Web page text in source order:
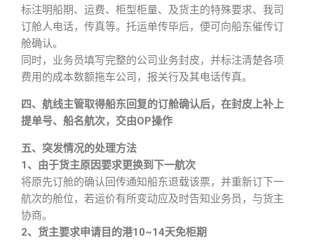
标注明船期、运费、柜型柜量、及货主的特殊要求、我司
订舱人电话，传真等。托运单传毕后，便可向船东催传订
舱确认。
同时，业务员填写完整的公司业务封皮，并标注清楚各项
费用的成本数额拖车公司，报关行及其电话传真。
四、航线主管取得船东回复的订舱确认后，在封皮上补上
提单号、船名航次，交由OP操作
五、突发情况的处理方法
1、由于货主原因要求更换到下一航次
将原先订舱的确认回传通知船东退载该票，并重新订下一
航次的舱位，若运价有所变动应及时告知业务员，与货主
协商。
2、货主要求申请目的港10~14天免柜期